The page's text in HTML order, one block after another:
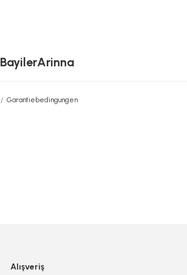
BayilerArinna
Garantiebedingungen
Alışveriş